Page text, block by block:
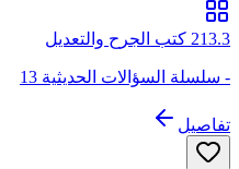
أبو زكريا
213.3 كتب الجرح والتعديل
- سلسلة السؤالات الحديثية 13
تفاصيل